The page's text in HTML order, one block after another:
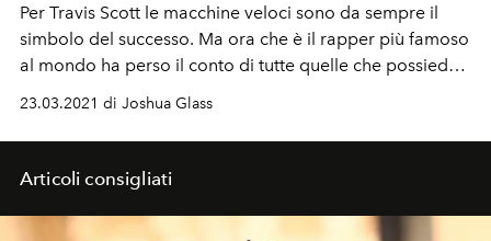
Per Travis Scott le macchine veloci sono da sempre il
simbolo del successo. Ma ora che è il rapper più famoso
al mondo ha perso il conto di tutte quelle che possiede.
23.03.2021 di Joshua Glass
Articoli consigliati